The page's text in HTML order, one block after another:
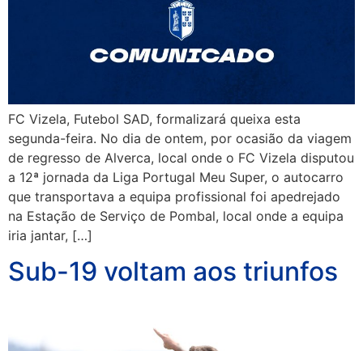
FC Vizela, Futebol SAD, formalizará queixa esta
segunda-feira. No dia de ontem, por ocasião da viagem
de regresso de Alverca, local onde o FC Vizela disputou
a 12ª jornada da Liga Portugal Meu Super, o autocarro
que transportava a equipa profissional foi apedrejado
na Estação de Serviço de Pombal, local onde a equipa
iria jantar, […]
Sub-19 voltam aos triunfos